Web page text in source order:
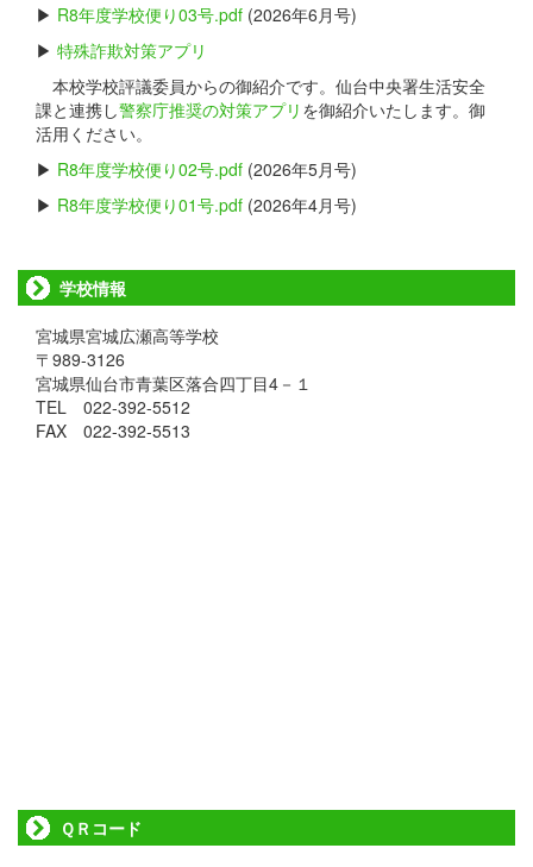
▶ R8年度学校便り03号.pdf (2026年6月号)
▶ 特殊詐欺対策アプリ
本校学校評議委員からの御紹介です。仙台中央署生活安全
課と連携し警察庁推奨の対策アプリ を御紹介いたします。御
活用ください。
▶ R8年度学校便り02号.pdf (2026年5月号)
▶ R8年度学校便り01号.pdf (2026年4月号)
学校情報
宮城県宮城広瀬高等学校
〒989-3126
宮城県仙台市青葉区落合四丁目4－１
TEL 022-392-5512
FAX 022-392-5513
ＱＲコード